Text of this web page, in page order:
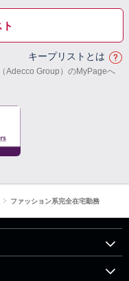
キープリストとは
Adecco Group）のMyPageへ
ファッション系完全在宅勤務